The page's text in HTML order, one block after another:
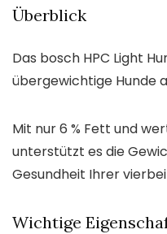
Überblick
Das bosch HPC Light
übergewichtige Hunde
Mit nur 6 % Fett und
unterstützt es die
Gesundheit Ihrer
Wichtige